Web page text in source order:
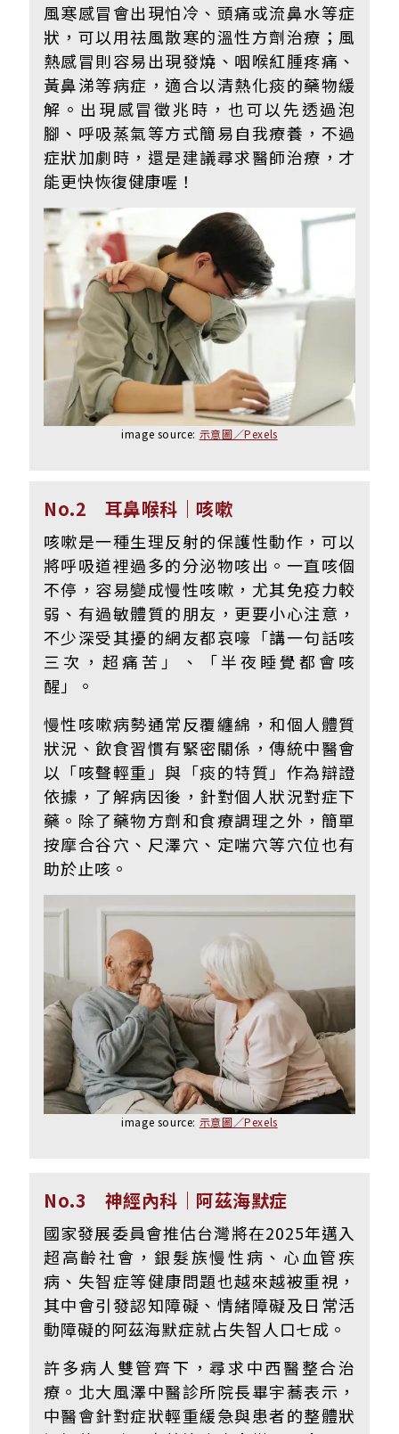
風寒感冒會出現怕冷、頭痛或流鼻水等症
狀，可以用祛風散寒的溫性方劑治療；風
熱感冒則容易出現發燒、咽喉紅腫疼痛、
黃鼻涕等病症，適合以清熱化痰的藥物緩
解。出現感冒徵兆時，也可以先透過泡
腳、呼吸蒸氣等方式簡易自我療養，不過
症狀加劇時，還是建議尋求醫師治療，才
能更快恢復健康喔！
image source: 示意圖／Pexels
No.2 耳鼻喉科｜咳嗽
咳嗽是一種生理反射的保護性動作，可以
將呼吸道裡過多的分泌物咳出。一直咳個
不停，容易變成慢性咳嗽，尤其免疫力較
弱、有過敏體質的朋友，更要小心注意，
不少深受其擾的網友都哀嚎「講一句話咳
三次，超痛苦」、「半夜睡覺都會咳
醒」。
慢性咳嗽病勢通常反覆纏綿，和個人體質
狀況、飲食習慣有緊密關係，傳統中醫會
以「咳聲輕重」與「痰的特質」作為辯證
依據，了解病因後，針對個人狀況對症下
藥。除了藥物方劑和食療調理之外，簡單
按摩合谷穴、尺澤穴、定喘穴等穴位也有
助於止咳。
image source: 示意圖／Pexels
No.3 神經內科｜阿茲海默症
國家發展委員會推估台灣將在2025年邁入
超高齡社會，銀髮族慢性病、心血管疾
病、失智症等健康問題也越來越被重視，
其中會引發認知障礙、情緒障礙及日常活
動障礙的阿茲海默症就占失智人口七成。
許多病人雙管齊下，尋求中西醫整合治
療。北大風澤中醫診所院長畢宇蕎表示，
中醫會針對症狀輕重緩急與患者的整體狀